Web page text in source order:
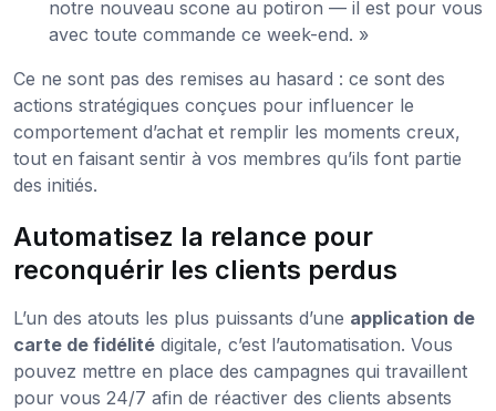
notre nouveau scone au potiron — il est pour vous
avec toute commande ce week-end. »
Ce ne sont pas des remises au hasard : ce sont des
actions stratégiques conçues pour influencer le
comportement d’achat et remplir les moments creux,
tout en faisant sentir à vos membres qu’ils font partie
des initiés.
Automatisez la relance pour
reconquérir les clients perdus
L’un des atouts les plus puissants d’une application de
carte de fidélité digitale, c’est l’automatisation. Vous
pouvez mettre en place des campagnes qui travaillent
pour vous 24/7 afin de réactiver des clients absents